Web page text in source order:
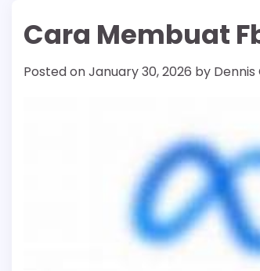
Cara Membuat
Posted onJanuary 30, 2026 by